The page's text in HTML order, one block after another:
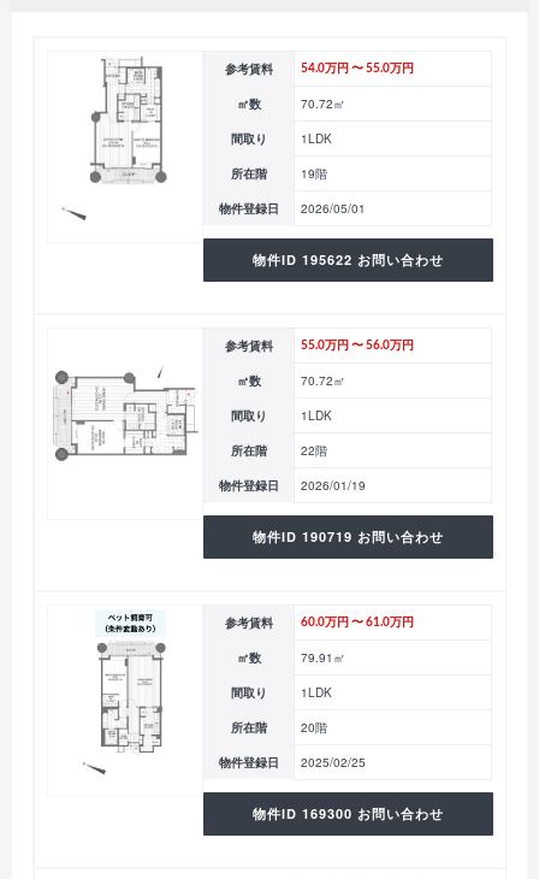
参考賃料 54.0万円 〜 55.0万円
㎡数 70.72㎡
間取り 1LDK
所在階 19階
物件登録日 2026/05/01
物件ID 195622 お問い合わせ
参考賃料 55.0万円 〜 56.0万円
㎡数 70.72㎡
間取り 1LDK
所在階 22階
物件登録日 2026/01/19
物件ID 190719 お問い合わせ
参考賃料 60.0万円 〜 61.0万円
㎡数 79.91㎡
間取り 1LDK
所在階 20階
物件登録日 2025/02/25
物件ID 169300 お問い合わせ